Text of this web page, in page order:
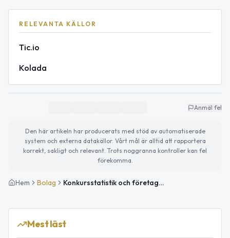
RELEVANTA KÄLLOR
Tic.io
Kolada
Anmäl fel
Den här artikeln har producerats med stöd av automatiserade
system och externa datakällor. Vårt mål är alltid att rapportera
korrekt, sakligt och relevant. Trots noggranna kontroller kan fel
förekomma.
Hem Bolag Konkursstatistik och företagsöversikt i Solna och Stockholms län – december 2025
Mest läst